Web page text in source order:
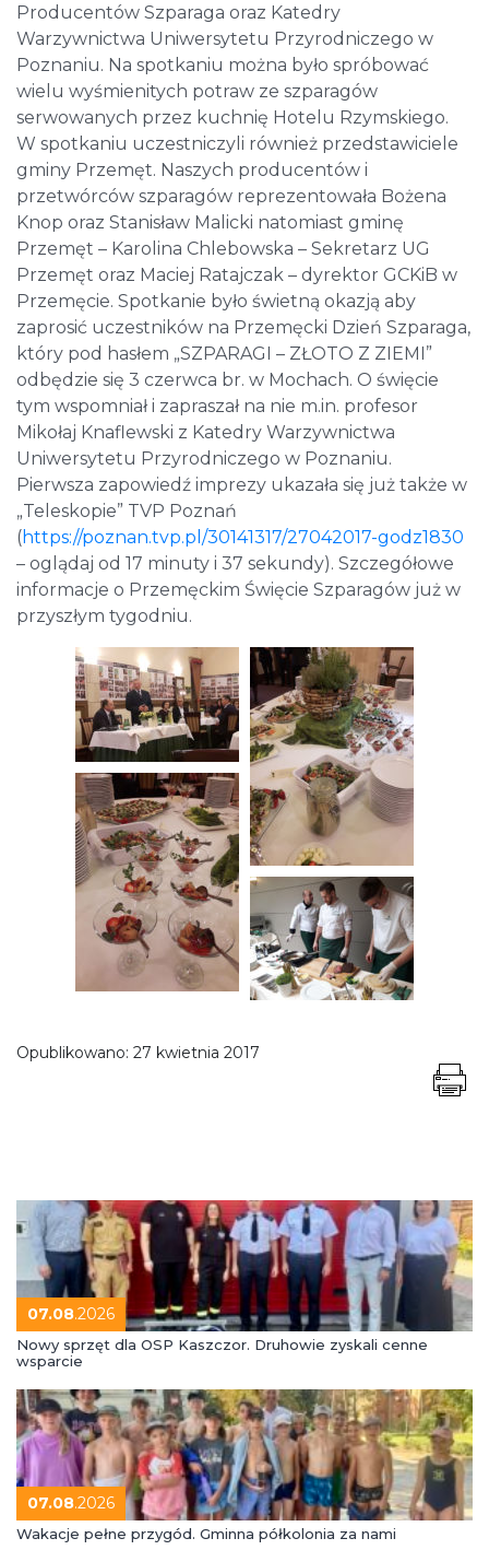
Producentów Szparaga oraz Katedry
Warzywnictwa Uniwersytetu Przyrodniczego w
Poznaniu. Na spotkaniu można było spróbować
wielu wyśmienitych potraw ze szparagów
serwowanych przez kuchnię Hotelu Rzymskiego.
W spotkaniu uczestniczyli również przedstawiciele
gminy Przemęt. Naszych producentów i
przetwórców szparagów reprezentowała Bożena
Knop oraz Stanisław Malicki natomiast gminę
Przemęt – Karolina Chlebowska – Sekretarz UG
Przemęt oraz Maciej Ratajczak – dyrektor GCKiB w
Przemęcie. Spotkanie było świetną okazją aby
zaprosić uczestników na Przemęcki Dzień Szparaga,
który pod hasłem „SZPARAGI – ZŁOTO Z ZIEMI”
odbędzie się 3 czerwca br. w Mochach. O święcie
tym wspomniał i zapraszał na nie m.in. profesor
Mikołaj Knaflewski z Katedry Warzywnictwa
Uniwersytetu Przyrodniczego w Poznaniu.
Pierwsza zapowiedź imprezy ukazała się już także w
„Teleskopie” TVP Poznań
(https://poznan.tvp.pl/30141317/27042017-godz1830
– oglądaj od 17 minuty i 37 sekundy). Szczegółowe
informacje o Przemęckim Święcie Szparagów już w
przyszłym tygodniu.
Opublikowano: 27 kwietnia 2017
07.08.2026
Nowy sprzęt dla OSP Kaszczor. Druhowie zyskali cenne
wsparcie
07.08.2026
Wakacje pełne przygód. Gminna półkolonia za nami